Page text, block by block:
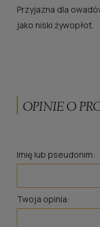
Przyjazna dla
jako niski żywopłot.
OPINIE O
Imię lub pseudonim:
Twoja opinia: